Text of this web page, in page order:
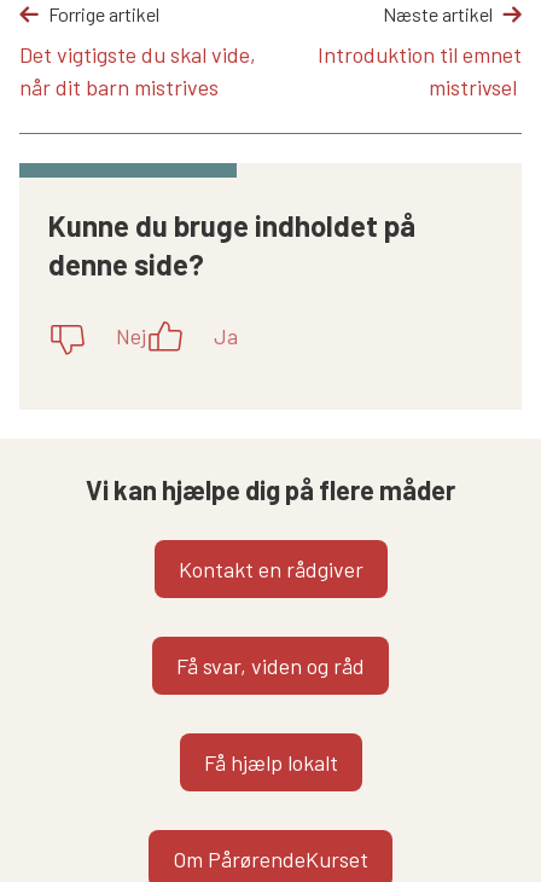
Forrige artikel
Det vigtigste du skal vide,
når dit barn mistrives
Næste artikel
Introduktion til emnet
mistrivsel
Kunne du bruge indholdet på
denne side?
Nej Ja
Vi kan hjælpe dig på flere måder
Kontakt en rådgiver
Få svar, viden og råd
Få hjælp lokalt
Om PårørendeKurset